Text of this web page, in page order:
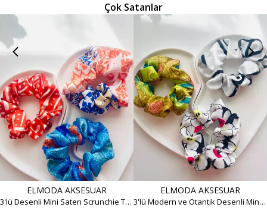
Çok Satanlar
ELMODA AKSESUAR
3'lü Desenli Mini Saten Scrunchie Toka Seti - Canlı Yaz Renkleri
ELMODA AKSESUAR
3'lü Modern ve Otantik Desenli Mini Saten Scrunchie Toka Seti